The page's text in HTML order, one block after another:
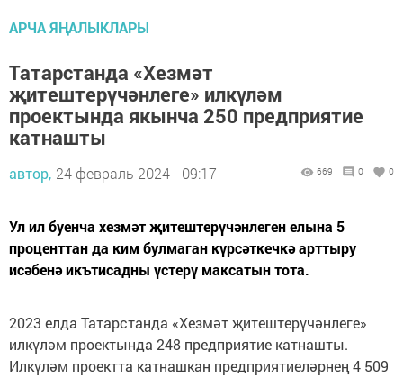
АРЧА ЯҢАЛЫКЛАРЫ
Татарстанда «Хезмәт
җитештерүчәнлеге» илкүләм
проектында якынча 250 предприятие
катнашты
автор, 24 февраль 2024 - 09:17 669 0 0
Ул ил буенча хезмәт җитештерүчәнлеген елына 5
проценттан да ким булмаган күрсәткечкә арттыру
исәбенә икътисадны үстерү максатын тота.
2023 елда Татарстанда «Хезмәт җитештерүчәнлеге»
илкүләм проектында 248 предприятие катнашты.
Илкүләм проектта катнашкан предприятиеләрнең 4 509